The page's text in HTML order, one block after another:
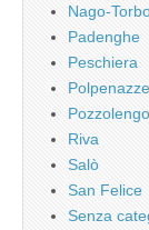
Nago-
Padenghe
Peschiera
Polpenazze
Pozzolengo
Riva
Salò
San Felice
Senza